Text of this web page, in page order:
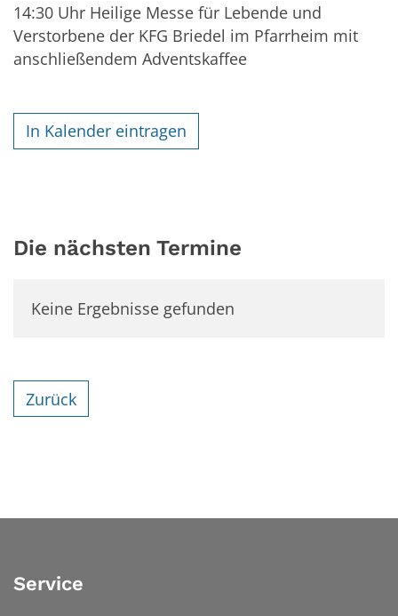
14:30 Uhr Heilige Messe für Lebende und
Verstorbene der KFG Briedel im Pfarrheim mit
anschließendem Adventskaffee
In Kalender eintragen
Die nächsten Termine
Keine Ergebnisse gefunden
Zurück
Service